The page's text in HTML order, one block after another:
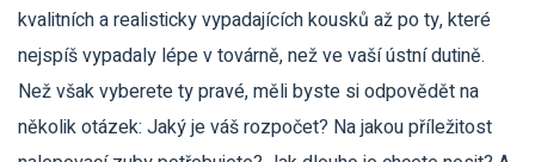
kvalitních a realisticky vypadajících kousků až po ty, které
nejspíš vypadaly lépe v továrně, než ve vaší ústní dutině.
Než však vyberete ty pravé, měli byste si odpovědět na
několik otázek: Jaký je váš rozpočet? Na jakou příležitost